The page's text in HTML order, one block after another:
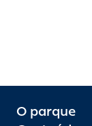
O parque